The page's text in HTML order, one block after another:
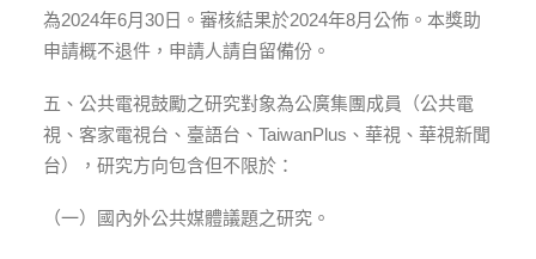
為2024年6月30日。審核結果於2024年8月公佈。本獎助
申請概不退件，申請人請自留備份。
五、公共電視鼓勵之研究對象為公廣集團成員（公共電
視、客家電視台、臺語台、TaiwanPlus、華視、華視新聞
台），研究方向包含但不限於：
（一）國內外公共媒體議題之研究。